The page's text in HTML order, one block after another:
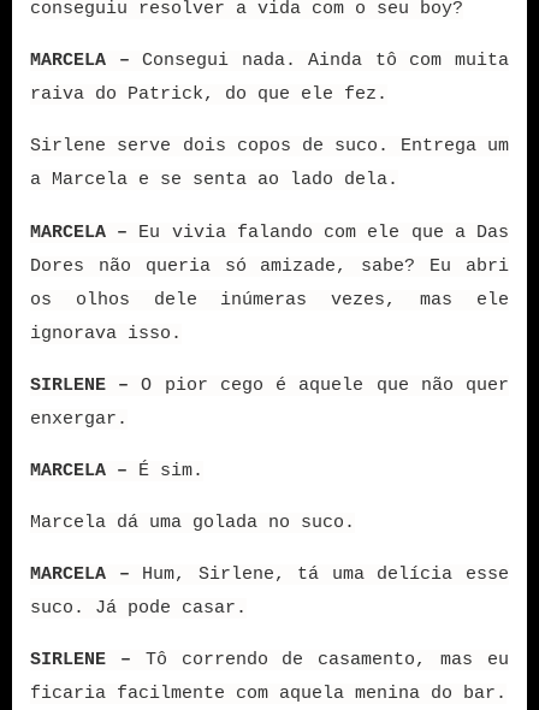
conseguiu resolver a vida com o seu boy?
MARCELA –Consegui nada. Ainda tô com muita
raiva do Patrick, do que ele fez.
Sirlene serve dois copos de suco. Entrega um
a Marcela e se senta ao lado dela.
MARCELA – Eu vivia falando com ele que a Das
Dores não queria só amizade, sabe? Eu abri
os olhos dele inúmeras vezes, mas ele
ignorava isso.
SIRLENE –O pior cego é aquele que não quer
enxergar.
MARCELA – É sim.
Marcela dá uma golada no suco.
MARCELA – Hum, Sirlene, tá uma delícia esse
suco. Já pode casar.
SIRLENE – Tô correndo de casamento, mas eu
ficaria facilmente com aquela menina do bar.